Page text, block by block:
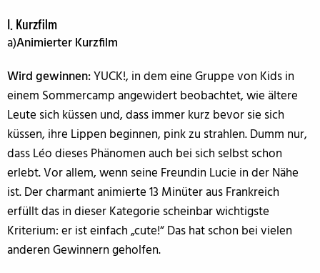
I. Kurzfilm
a)Animierter Kurzfilm
Wird gewinnen:YUCK!, in dem eine Gruppe von Kids in
einem Sommercamp angewidert beobachtet, wie ältere
Leute sich küssen und, dass immer kurz bevor sie sich
küssen, ihre Lippen beginnen, pink zu strahlen. Dumm nur,
dass Léo dieses Phänomen auch bei sich selbst schon
erlebt. Vor allem, wenn seine Freundin Lucie in der Nähe
ist. Der charmant animierte 13 Minüter aus Frankreich
erfüllt das in dieser Kategorie scheinbar wichtigste
Kriterium: er ist einfach „cute!“ Das hat schon bei vielen
anderen Gewinnern geholfen.